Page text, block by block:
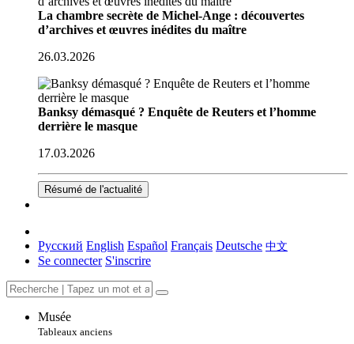
La chambre secrète de Michel-Ange : découvertes
d’archives et œuvres inédites du maître
26.03.2026
Banksy démasqué ? Enquête de Reuters et l’homme
derrière le masque
17.03.2026
Résumé de l'actualité
Русский English Español Français Deutsche 中文
Se connecter S'inscrire
Musée
Tableaux anciens